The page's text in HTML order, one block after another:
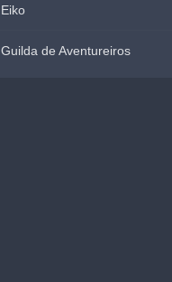
Eiko
Guilda de Aventureiros